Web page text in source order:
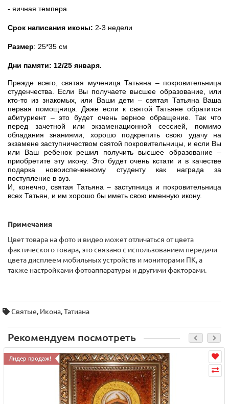
- яичная темпера.
Срок написания иконы: 2-3 недели
Размер: 25*35 см
Дни памяти: 12/25 января.
Прежде всего, святая мученица Татьяна – покровительница
студенчества. Если Вы получаете высшее образование, или
кто-то из знакомых, или Ваши дети – святая Татьяна Ваша
первая помощница. Даже если к святой Татьяне обратится
абитуриент – это будет очень верное обращение. Так что
перед зачетной или экзаменационной сессией, помимо
обладания знаниями, хорошо подкрепить свою удачу на
экзамене заступничеством святой покровительницы, и если Вы
или Ваш ребенок решил получить высшее образование –
приобретите эту икону. Это будет очень кстати и в качестве
подарка новоиспеченному студенту как награда за
поступление в вуз.
И, конечно, святая Татьяна – заступница и покровительница
всех Татьян, и им хорошо бы иметь свою именную икону.
Примечания
Цвет товара на фото и видео может отличаться от цвета
фактического товара, это связано с использованием передачи
цвета дисплеем мобильных устройств и мониторами ПК, а
также настройками фотоаппаратуры и другими факторами.
Святые, Икона,Татиана
Рекомендуем посмотреть
Лидер продаж!